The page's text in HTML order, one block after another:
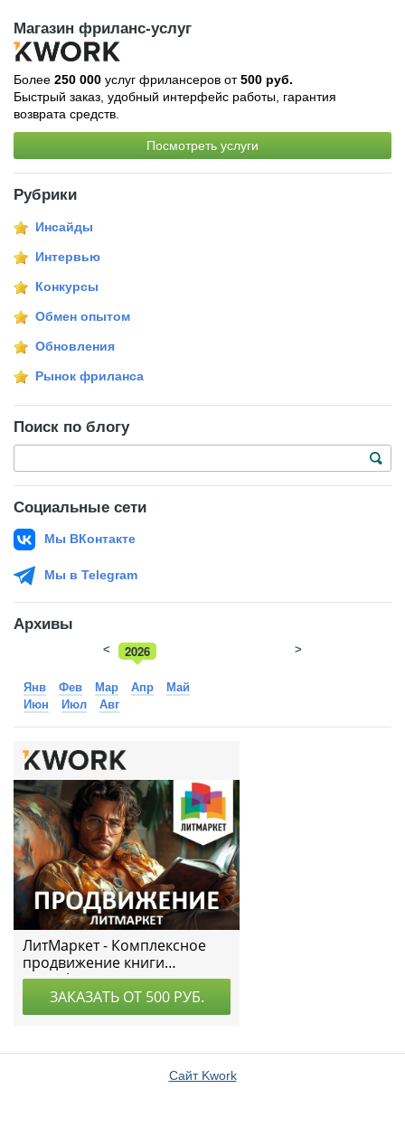
Магазин фриланс-услуг
Более 250 000 услуг фрилансеров от500 руб.
Быстрый заказ, удобный интерфейс работы, гарантия
возврата средств.
Посмотреть услуги
Рубрики
Инсайды
Интервью
Конкурсы
Обмен опытом
Обновления
Рынок фриланса
Поиск по блогу
Социальные сети
Мы ВКонтакте
Мы в Telegram
Архивы
2026
2025
< >
Янв Фев Мар Апр
Май
Июн
Июл Авг
Сайт Kwork